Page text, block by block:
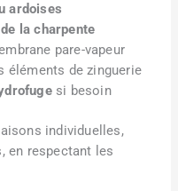
ardoises
la charpente
pare-vapeur
éléments de zinguerie
si besoin
individuelles,
en respectant les